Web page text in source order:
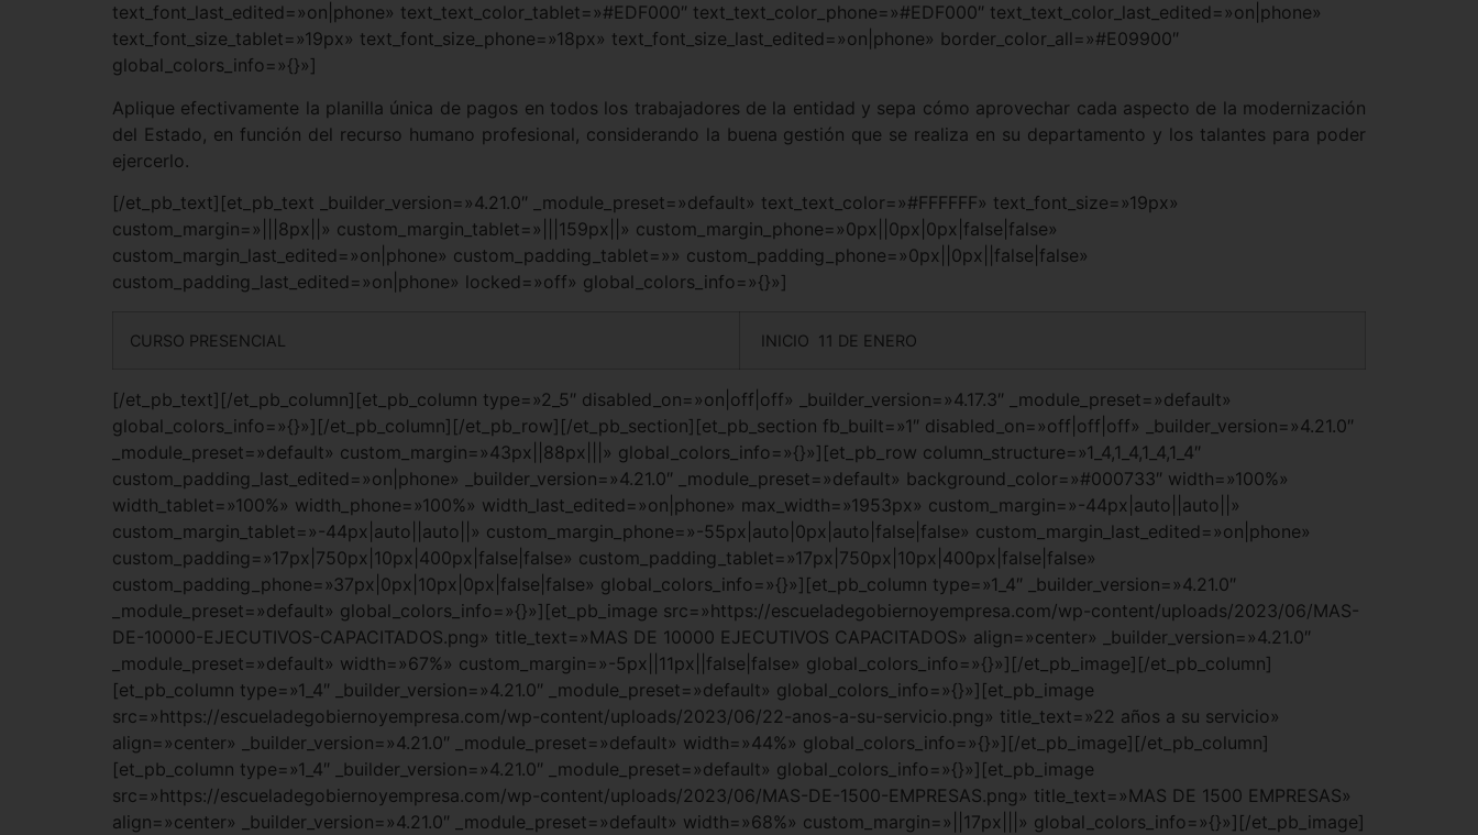
text_font_last_edited=»on|phone» text_text_color_tablet=»#EDF000″ text_text_color_phone=»#EDF000″ text_text_color_last_edited=»on|phone»
text_font_size_tablet=»19px» text_font_size_phone=»18px» text_font_size_last_edited=»on|phone» border_color_all=»#E09900″
global_colors_info=»{}»]
Aplique efectivamente la planilla única de pagos en todos los trabajadores de la entidad y sepa cómo aprovechar cada aspecto de la modernización
del Estado, en función del recurso humano profesional, considerando la buena gestión que se realiza en su departamento y los talantes para poder
ejercerlo.
[/et_pb_text][et_pb_text _builder_version=»4.21.0″ _module_preset=»default» text_text_color=»#FFFFFF» text_font_size=»19px»
custom_margin=»|||8px||» custom_margin_tablet=»|||159px||» custom_margin_phone=»0px||0px|0px|false|false»
custom_margin_last_edited=»on|phone» custom_padding_tablet=»» custom_padding_phone=»0px||0px||false|false»
custom_padding_last_edited=»on|phone» locked=»off» global_colors_info=»{}»]
CURSO PRESENCIAL INICIO 11 DE ENERO
[/et_pb_text][/et_pb_column][et_pb_column type=»2_5″ disabled_on=»on|off|off» _builder_version=»4.17.3″ _module_preset=»default»
global_colors_info=»{}»][/et_pb_column][/et_pb_row][/et_pb_section][et_pb_section fb_built=»1″ disabled_on=»off|off|off» _builder_version=»4.21.0″
_module_preset=»default» custom_margin=»43px||88px|||» global_colors_info=»{}»][et_pb_row column_structure=»1_4,1_4,1_4,1_4″
custom_padding_last_edited=»on|phone» _builder_version=»4.21.0″ _module_preset=»default» background_color=»#000733″ width=»100%»
width_tablet=»100%» width_phone=»100%» width_last_edited=»on|phone» max_width=»1953px» custom_margin=»-44px|auto||auto||»
custom_margin_tablet=»-44px|auto||auto||» custom_margin_phone=»-55px|auto|0px|auto|false|false» custom_margin_last_edited=»on|phone»
custom_padding=»17px|750px|10px|400px|false|false» custom_padding_tablet=»17px|750px|10px|400px|false|false»
custom_padding_phone=»37px|0px|10px|0px|false|false» global_colors_info=»{}»][et_pb_column type=»1_4″ _builder_version=»4.21.0″
_module_preset=»default» global_colors_info=»{}»][et_pb_image src=»https://escueladegobiernoyempresa.com/wp-content/uploads/2023/06/MAS-
DE-10000-EJECUTIVOS-CAPACITADOS.png» title_text=»MAS DE 10000 EJECUTIVOS CAPACITADOS» align=»center» _builder_version=»4.21.0″
_module_preset=»default» width=»67%» custom_margin=»-5px||11px||false|false» global_colors_info=»{}»][/et_pb_image][/et_pb_column]
[et_pb_column type=»1_4″ _builder_version=»4.21.0″ _module_preset=»default» global_colors_info=»{}»][et_pb_image
src=»https://escueladegobiernoyempresa.com/wp-content/uploads/2023/06/22-anos-a-su-servicio.png» title_text=»22 años a su servicio»
align=»center» _builder_version=»4.21.0″ _module_preset=»default» width=»44%» global_colors_info=»{}»][/et_pb_image][/et_pb_column]
[et_pb_column type=»1_4″ _builder_version=»4.21.0″ _module_preset=»default» global_colors_info=»{}»][et_pb_image
src=»https://escueladegobiernoyempresa.com/wp-content/uploads/2023/06/MAS-DE-1500-EMPRESAS.png» title_text=»MAS DE 1500 EMPRESAS»
align=»center» _builder_version=»4.21.0″ _module_preset=»default» width=»68%» custom_margin=»||17px|||» global_colors_info=»{}»][/et_pb_image]